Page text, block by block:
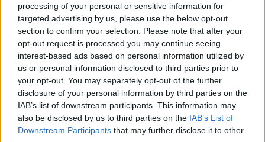
processing of your personal or sensitive information for
targeted advertising by us, please use the below opt-out
section to confirm your selection. Please note that after your
opt-out request is processed you may continue seeing
interest-based ads based on personal information utilized by
us or personal information disclosed to third parties prior to
your opt-out. You may separately opt-out of the further
disclosure of your personal information by third parties on the
IAB’s list of downstream participants. This information may
also be disclosed by us to third parties on the IAB’s List of
Downstream Participants that may further disclose it to other
Agricampeggio Casella del Piano
7,9 18
Servizi / Posizione
Agricampeggio a 5 km da Gubbio con appartamenti e
piazzol...
Gubbio (PG) - 36.1km